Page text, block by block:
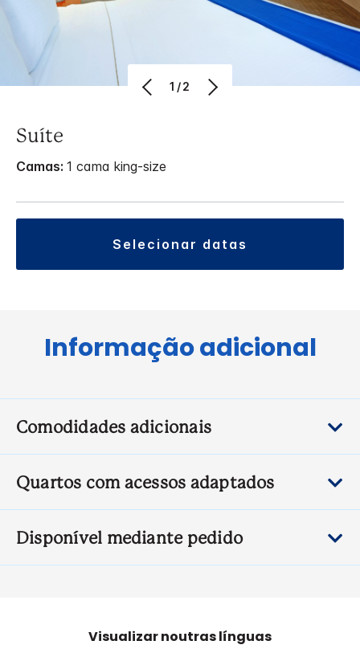
1/2
Suíte
Camas: 1 cama king-size
selecionar datas
Informação adicional
Comodidades adicionais
Quartos com acessos adaptados
Disponível mediante pedido
Visualizar noutras línguas